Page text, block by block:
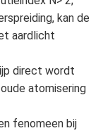
kan de
aardlicht
direct wordt
atomisering
fenomeen bij